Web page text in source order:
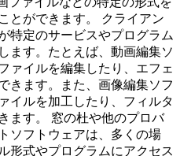
とができます。 クライアン
特定のサービスやプログラム
ます。たとえば、動画編集ソ
ァイルを編集したり、エフェ
きます。また、画像編集ソフ
イルを加工したり、フィルタ
ます。 窓の杜や他のプロバ
ソフトウェアは、多くの場
形式やプログラムにアクセス